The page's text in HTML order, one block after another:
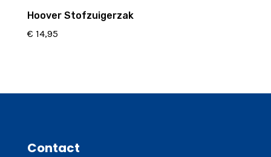
Hoover Stofzuigerzak
€ 14,95
Contact